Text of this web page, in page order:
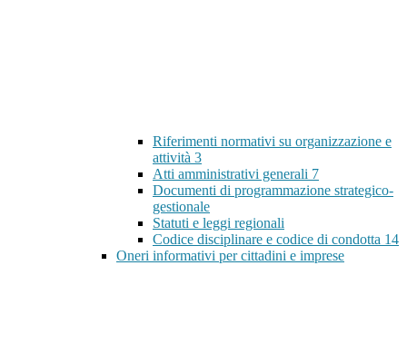
Riferimenti normativi su organizzazione e
attività 3
Atti amministrativi generali 7
Documenti di programmazione strategico-
gestionale
Statuti e leggi regionali
Codice disciplinare e codice di condotta 14
Oneri informativi per cittadini e imprese